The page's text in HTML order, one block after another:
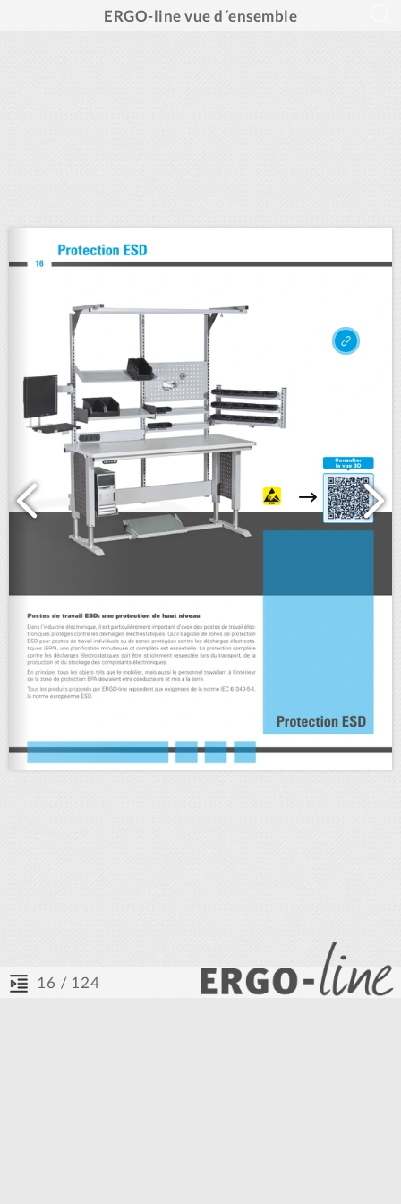
ERGO-line vue d´ensemble
/ 124